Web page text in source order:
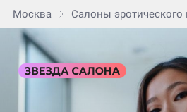
Москва Салоны эротического